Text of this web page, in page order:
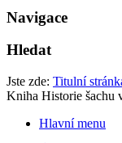
Navigace
Hledat
Jste zde: Titulní
Kniha Historie šachu
Hlavní menu